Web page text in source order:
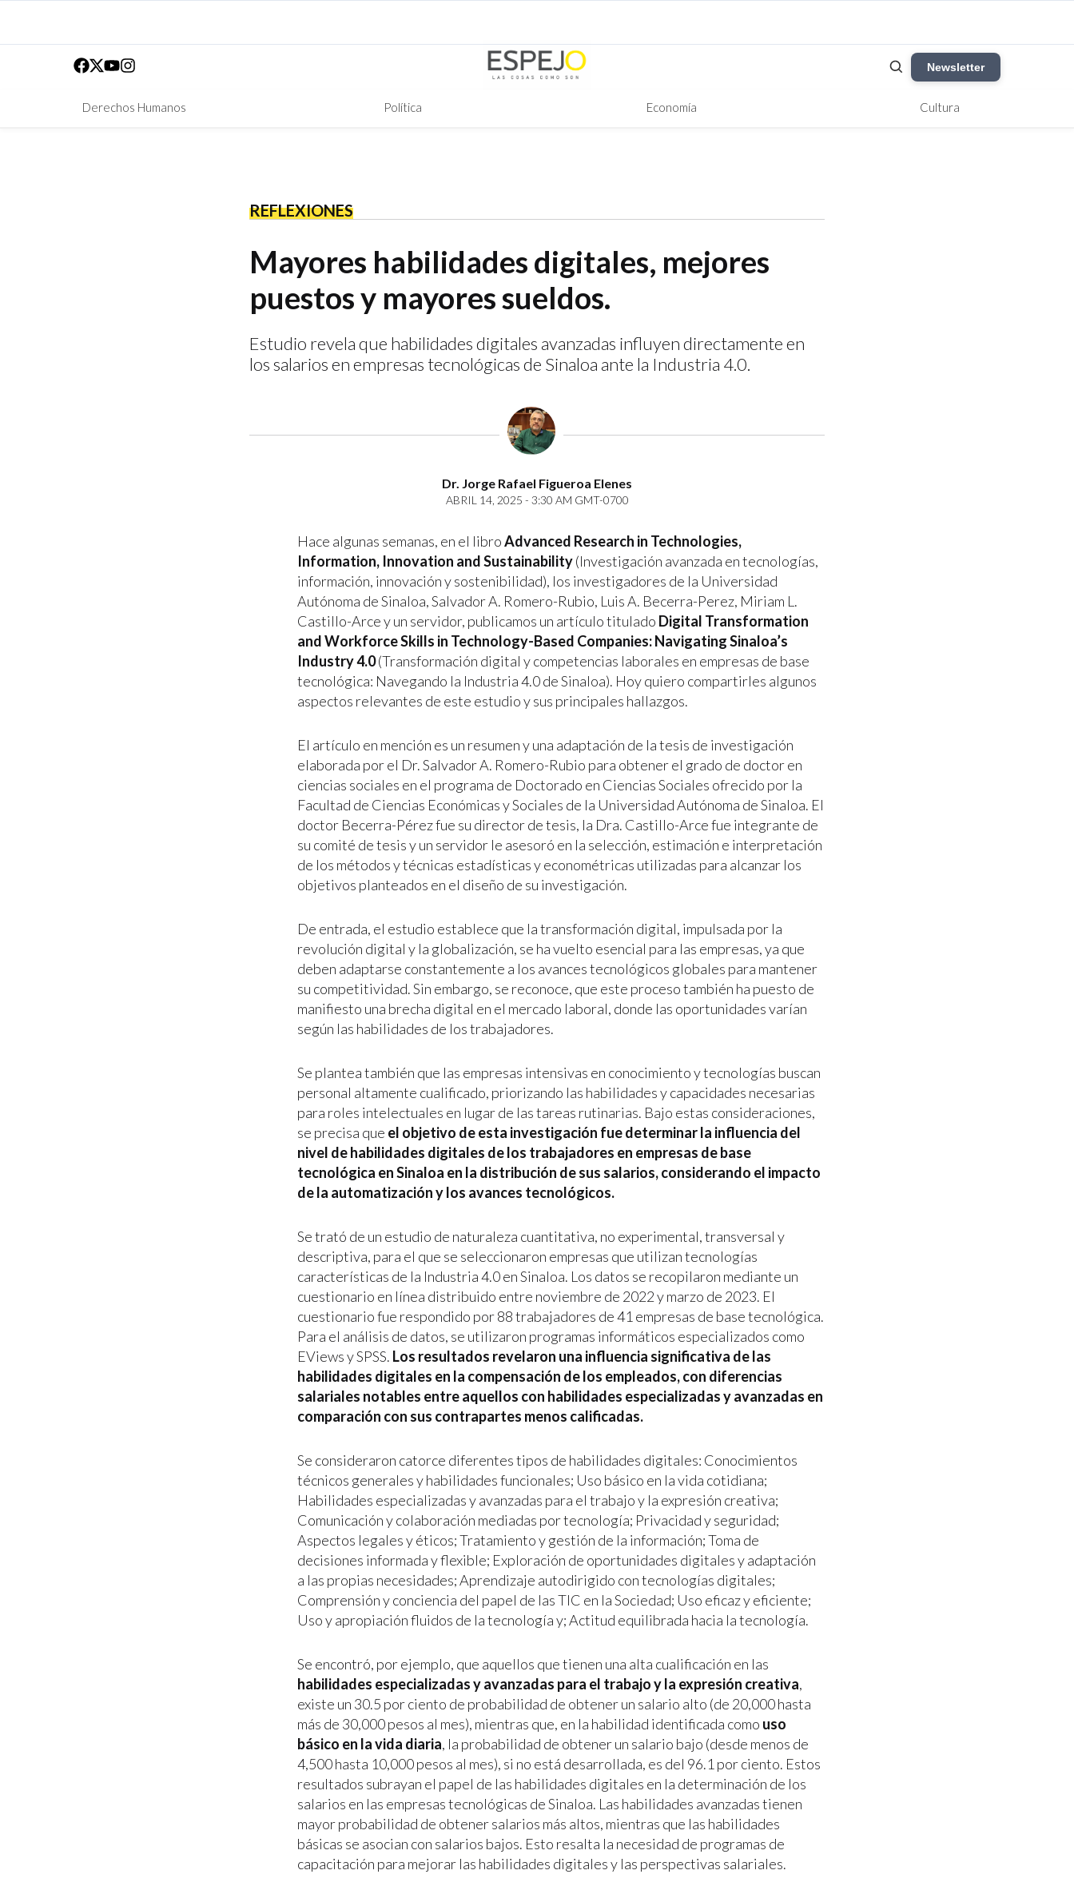
Newsletter
Derechos Humanos Política Economía Cultura
REFLEXIONES
Mayores habilidades digitales, mejores
puestos y mayores sueldos.
Estudio revela que habilidades digitales avanzadas influyen directamente en
los salarios en empresas tecnológicas de Sinaloa ante la Industria 4.0.
Dr. Jorge Rafael Figueroa Elenes
ABRIL 14, 2025 - 3:30 AM GMT-0700
Hace algunas semanas, en el libroAdvanced Research in Technologies,
Information, Innovation and Sustainability(Investigación avanzada en tecnologías,
información, innovación y sostenibilidad), los investigadores de la Universidad
Autónoma de Sinaloa, Salvador A. Romero-Rubio, Luis A. Becerra-Perez, Miriam L.
Castillo-Arce y un servidor, publicamos un artículo titulado Digital Transformation
and Workforce Skills in Technology-Based Companies: Navigating Sinaloa’s
Industry 4.0(Transformación digital y competencias laborales en empresas de base
tecnológica: Navegando la Industria 4.0 de Sinaloa). Hoy quiero compartirles algunos
aspectos relevantes de este estudio y sus principales hallazgos.
El artículo en mención es un resumen y una adaptación de la tesis de investigación
elaborada por el Dr. Salvador A. Romero-Rubio para obtener el grado de doctor en
ciencias sociales en el programa de Doctorado en Ciencias Sociales ofrecido por la
Facultad de Ciencias Económicas y Sociales de la Universidad Autónoma de Sinaloa. El
doctor Becerra-Pérez fue su director de tesis, la Dra. Castillo-Arce fue integrante de
su comité de tesis y un servidor le asesoró en la selección, estimación e interpretación
de los métodos y técnicas estadísticas y econométricas utilizadas para alcanzar los
objetivos planteados en el diseño de su investigación.
De entrada, el estudio establece que la transformación digital, impulsada por la
revolución digital y la globalización, se ha vuelto esencial para las empresas, ya que
deben adaptarse constantemente a los avances tecnológicos globales para mantener
su competitividad. Sin embargo, se reconoce, que este proceso también ha puesto de
manifiesto una brecha digital en el mercado laboral, donde las oportunidades varían
según las habilidades de los trabajadores.
Se plantea también que las empresas intensivas en conocimiento y tecnologías buscan
personal altamente cualificado, priorizando las habilidades y capacidades necesarias
para roles intelectuales en lugar de las tareas rutinarias. Bajo estas consideraciones,
se precisa que el objetivo de esta investigación fue determinar la influencia del
nivel de habilidades digitales de los trabajadores en empresas de base
tecnológica en Sinaloa en la distribución de sus salarios, considerando el impacto
de la automatización y los avances tecnológicos.
Se trató de un estudio de naturaleza cuantitativa, no experimental, transversal y
descriptiva, para el que se seleccionaron empresas que utilizan tecnologías
características de la Industria 4.0 en Sinaloa. Los datos se recopilaron mediante un
cuestionario en línea distribuido entre noviembre de 2022 y marzo de 2023. El
cuestionario fue respondido por 88 trabajadores de 41 empresas de base tecnológica.
Para el análisis de datos, se utilizaron programas informáticos especializados como
EViews y SPSS. Los resultados revelaron una influencia significativa de las
habilidades digitales en la compensación de los empleados, con diferencias
salariales notables entre aquellos con habilidades especializadas y avanzadas en
comparación con sus contrapartes menos calificadas.
Se consideraron catorce diferentes tipos de habilidades digitales: Conocimientos
técnicos generales y habilidades funcionales; Uso básico en la vida cotidiana;
Habilidades especializadas y avanzadas para el trabajo y la expresión creativa;
Comunicación y colaboración mediadas por tecnología; Privacidad y seguridad;
Aspectos legales y éticos; Tratamiento y gestión de la información; Toma de
decisiones informada y flexible; Exploración de oportunidades digitales y adaptación
a las propias necesidades; Aprendizaje autodirigido con tecnologías digitales;
Comprensión y conciencia del papel de las TIC en la Sociedad; Uso eficaz y eficiente;
Uso y apropiación fluidos de la tecnología y; Actitud equilibrada hacia la tecnología.
Se encontró, por ejemplo, que aquellos que tienen una alta cualificación en las
habilidades especializadas y avanzadas para el trabajo y la expresión creativa,
existe un 30.5 por ciento de probabilidad de obtener un salario alto (de 20,000 hasta
más de 30,000 pesos al mes), mientras que, en la habilidad identificada como uso
básico en la vida diaria, la probabilidad de obtener un salario bajo (desde menos de
4,500 hasta 10,000 pesos al mes), si no está desarrollada, es del 96.1 por ciento. Estos
resultados subrayan el papel de las habilidades digitales en la determinación de los
salarios en las empresas tecnológicas de Sinaloa. Las habilidades avanzadas tienen
mayor probabilidad de obtener salarios más altos, mientras que las habilidades
básicas se asocian con salarios bajos. Esto resalta la necesidad de programas de
capacitación para mejorar las habilidades digitales y las perspectivas salariales.